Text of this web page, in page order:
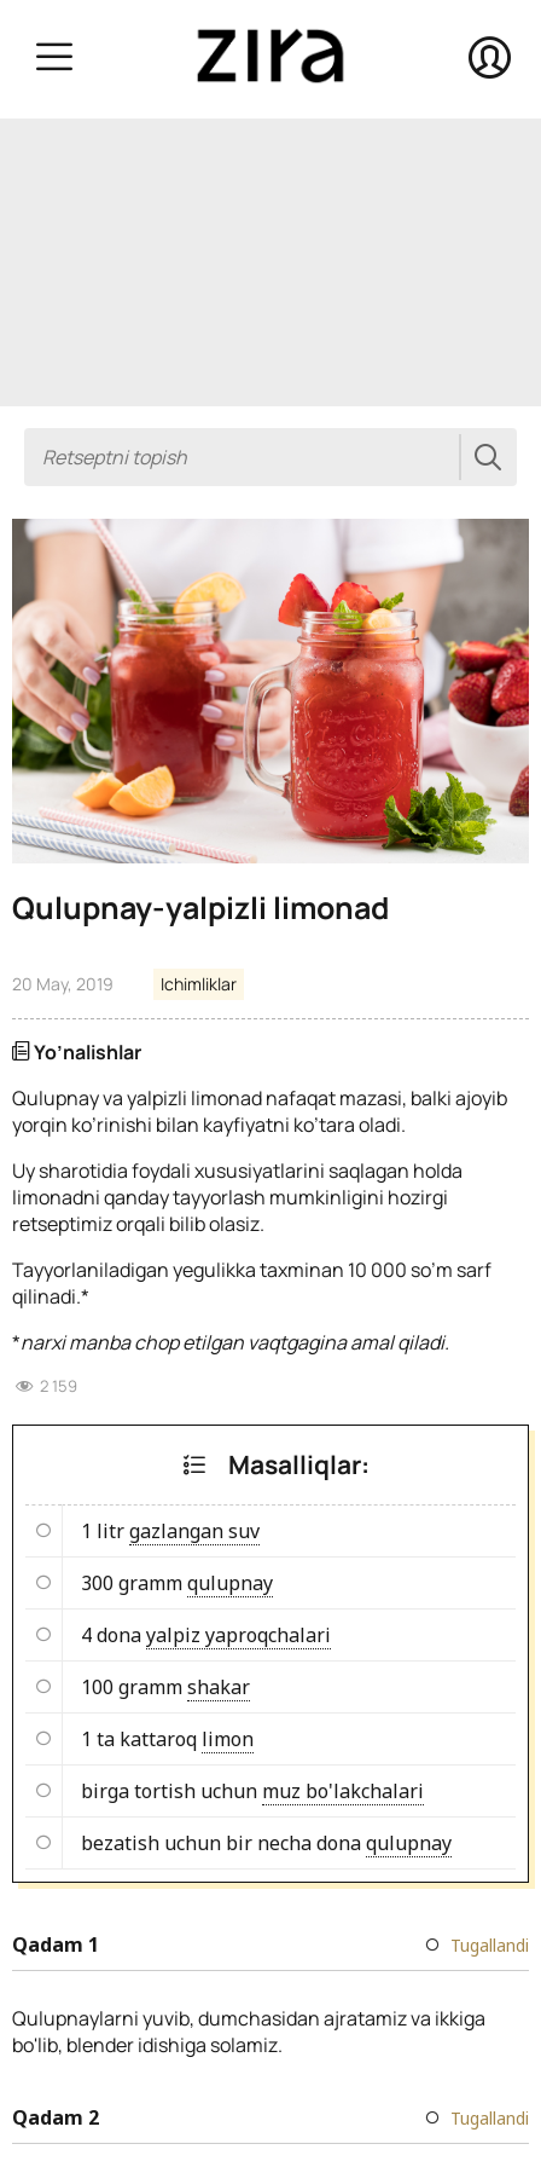
Qulupnay-yalpizli limonad
20 May, 2019 Ichimliklar
Yo’nalishlar
Qulupnay va yalpizli limonad nafaqat mazasi, balki ajoyib
yorqin ko’rinishi bilan kayfiyatni ko’tara oladi.
Uy sharotidia foydali xususiyatlarini saqlagan holda
limonadni qanday tayyorlash mumkinligini hozirgi
retseptimiz orqali bilib olasiz.
Tayyorlaniladigan yegulikka taxminan 10 000 so’m sarf
qilinadi.*
*narxi manba chop etilgan vaqtgagina amal qiladi.
2 159
Masalliqlar:
1 litrgazlangan suv
300 grammqulupnay
4 donayalpiz yaproqchalari
100 grammshakar
1 ta kattaroq limon
birga tortish uchun muz bo'lakchalari
bezatish uchun bir necha donaqulupnay
Qadam 1 Tugallandi
Qulupnaylarni yuvib, dumchasidan ajratamiz va ikkiga
bo'lib, blender idishiga solamiz.
Qadam 2 Tugallandi